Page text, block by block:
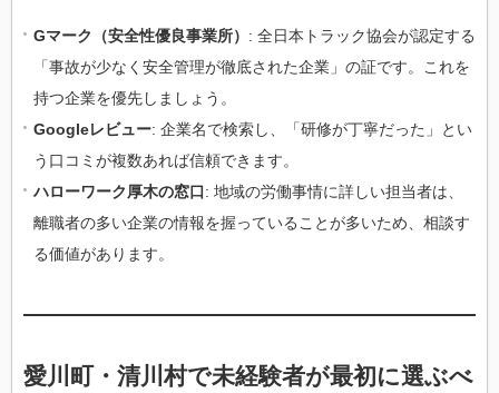
Gマーク（安全性優良事業所） : 全日本トラック協会が認定する
「事故が少なく安全管理が徹底された企業」の証です。これを
持つ企業を優先しましょう。
Googleレビュー: 企業名で検索し、「研修が丁寧だった」とい
う口コミが複数あれば信頼できます。
ハローワーク厚木の窓口: 地域の労働事情に詳しい担当者は、
離職者の多い企業の情報を握っていることが多いため、相談す
る価値があります。
愛川町・清川村で未経験者が最初に選ぶべ